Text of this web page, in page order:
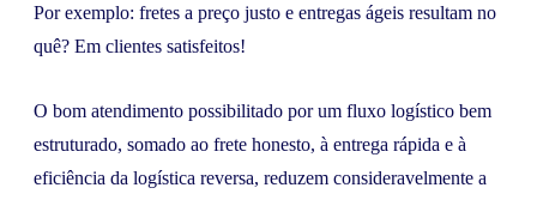
Por exemplo: fretes a preço justo e entregas ágeis resultam no
quê? Em clientes satisfeitos!
O bom atendimento possibilitado por um fluxo logístico bem
estruturado, somado ao frete honesto, à entrega rápida e à
eficiência da logística reversa, reduzem consideravelmente a